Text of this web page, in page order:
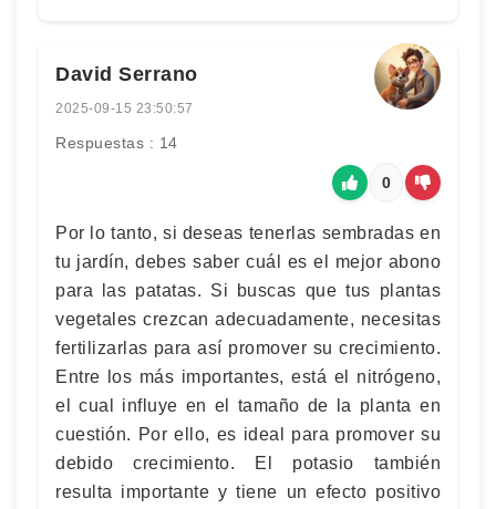
David Serrano
2025-09-15 23:50:57
Respuestas : 14
0
Por lo tanto, si deseas tenerlas sembradas en
tu jardín, debes saber cuál es el mejor abono
para las patatas. Si buscas que tus plantas
vegetales crezcan adecuadamente, necesitas
fertilizarlas para así promover su crecimiento.
Entre los más importantes, está el nitrógeno,
el cual influye en el tamaño de la planta en
cuestión. Por ello, es ideal para promover su
debido crecimiento. El potasio también
resulta importante y tiene un efecto positivo